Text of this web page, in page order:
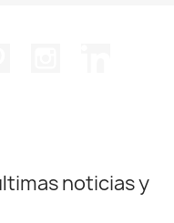
noticias y